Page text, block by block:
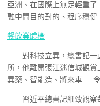
亞洲、在國際上無足輕重
融中間目的對的、程序穩健
餐飲業體檢
對科技立異，總書記一
所，他離開張江迷信城觀
異藥、智能造、將來車……
習近平總書記細致觀察